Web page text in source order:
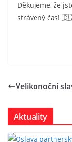
Děkujeme, že
strávený čas!
Velikonoční
Aktuality